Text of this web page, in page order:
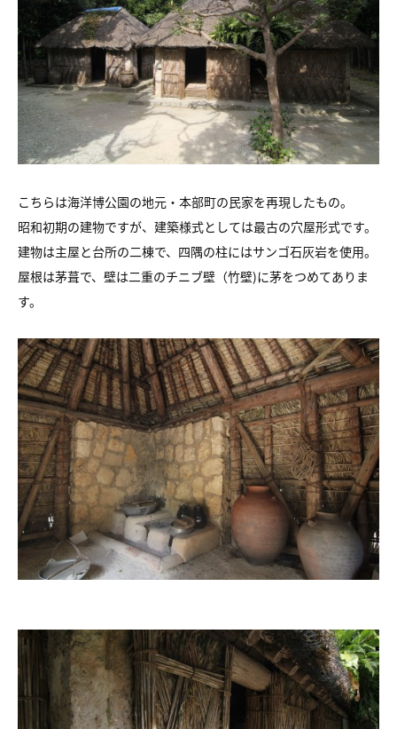
こちらは海洋博公園の地元・本部町の民家を再現したもの。
昭和初期の建物ですが、建築様式としては最古の穴屋形式です。
建物は主屋と台所の二棟で、四隅の柱にはサンゴ石灰岩を使用。
屋根は茅葺で、壁は二重のチニブ壁（竹壁)に茅をつめてありま
す。